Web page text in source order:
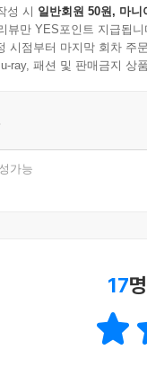
성 시 일반회원 50원, 마니
뷰만 YES포인트 지급됩니
시점부터 마지막 회차 주
ray, 패션 및 판매금지 상
가능
17